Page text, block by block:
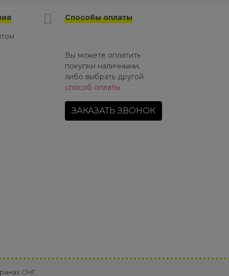
Способы оплаты
Вы можете оплатить
покупки наличными,
либо выбрать другой
способ оплаты
ЗАКАЗАТЬ ЗВОНОК
СНГ.